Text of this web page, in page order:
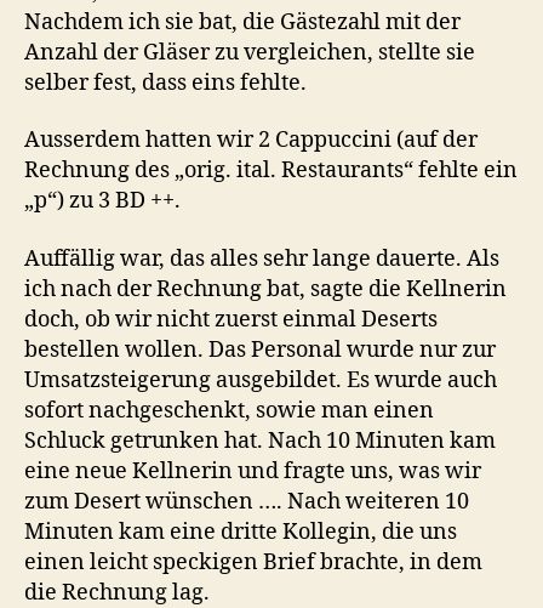
Nachdem ich sie bat, die Gästezahl mit der
Anzahl der Gläser zu vergleichen, stellte sie
selber fest, dass eins fehlte.
Ausserdem hatten wir 2 Cappuccini (auf der
Rechnung des „orig. ital. Restaurants“ fehlte ein
„p“) zu 3 BD ++.
Auffällig war, das alles sehr lange dauerte. Als
ich nach der Rechnung bat, sagte die Kellnerin
doch, ob wir nicht zuerst einmal Deserts
bestellen wollen. Das Personal wurde nur zur
Umsatzsteigerung ausgebildet. Es wurde auch
sofort nachgeschenkt, sowie man einen
Schluck getrunken hat. Nach 10 Minuten kam
eine neue Kellnerin und fragte uns, was wir
zum Desert wünschen …. Nach weiteren 10
Minuten kam eine dritte Kollegin, die uns
einen leicht speckigen Brief brachte, in dem
die Rechnung lag.